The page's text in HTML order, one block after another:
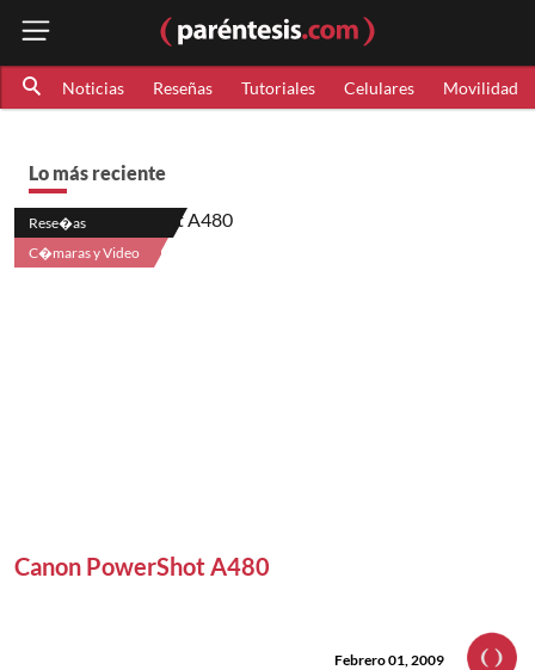
Noticias Reseñas Tutoriales Celulares Movilidad
Lo más reciente
Rese�as
C�maras y Video
Canon PowerShot A480
Febrero 01, 2009